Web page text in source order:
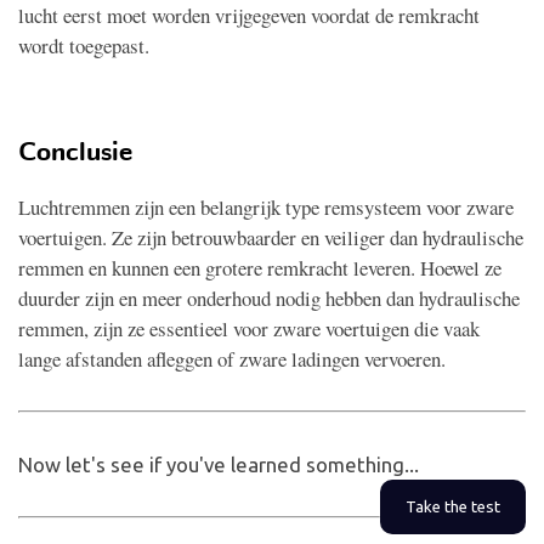
lucht eerst moet worden vrijgegeven voordat de remkracht
wordt toegepast.
Conclusie
Luchtremmen zijn een belangrijk type remsysteem voor zware
voertuigen. Ze zijn betrouwbaarder en veiliger dan hydraulische
remmen en kunnen een grotere remkracht leveren. Hoewel ze
duurder zijn en meer onderhoud nodig hebben dan hydraulische
remmen, zijn ze essentieel voor zware voertuigen die vaak
lange afstanden afleggen of zware ladingen vervoeren.
Now let's see if you've learned something...
Take the test